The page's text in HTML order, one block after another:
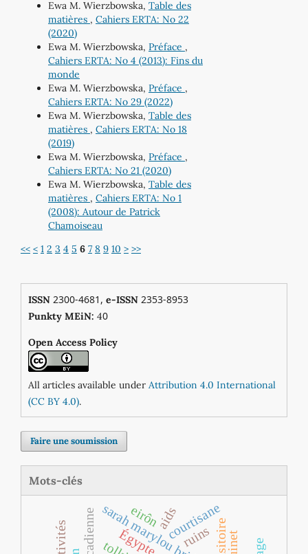
Ewa M. Wierzbowska, Table des
matières , Cahiers ERTA: No 22
(2020)
Ewa M. Wierzbowska, Préface ,
Cahiers ERTA: No 4 (2013): Fins du
monde
Ewa M. Wierzbowska, Préface ,
Cahiers ERTA: No 29 (2022)
Ewa M. Wierzbowska, Table des
matières , Cahiers ERTA: No 18
(2019)
Ewa M. Wierzbowska, Préface ,
Cahiers ERTA: No 21 (2020)
Ewa M. Wierzbowska, Table des
matières , Cahiers ERTA: No 1
(2008): Autour de Patrick
Chamoiseau
<< < 1 2 3 4 5 6 7 8 9 10 > >>
ISSN2300-4681, e-ISSN2353-8953
Punkty MEiN: 40
Open Access Policy
All articles available under Attribution 4.0 International
(CC BY 4.0).
Faire une soumission
Mots-clés
courtisane
Égypte
aids
ruins
eirôn